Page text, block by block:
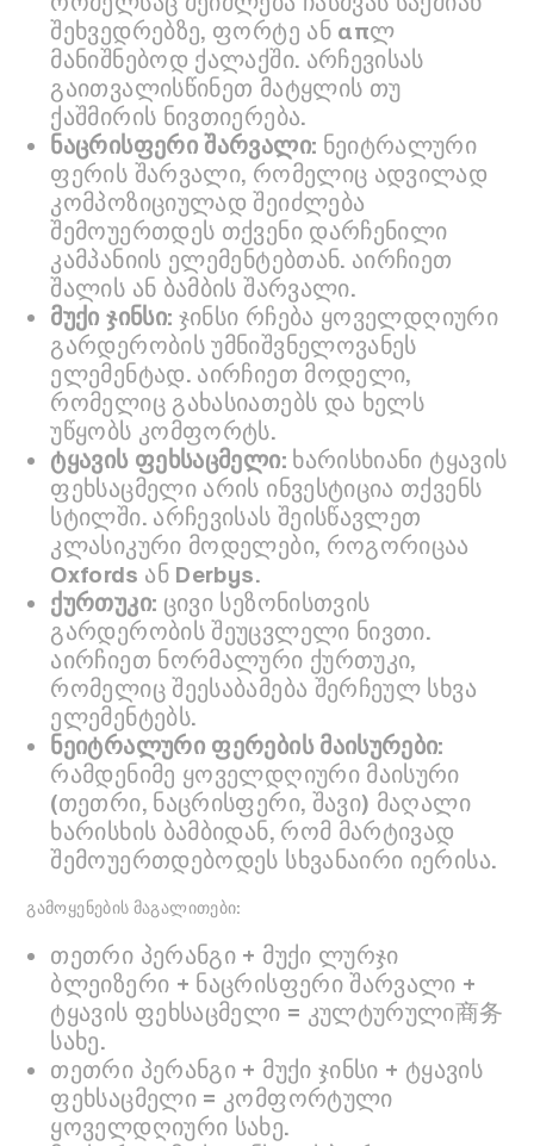
შეხვედრებზე, ფორტე ან απლ
მანიშნებოდ ქალაქში. არჩევისას
გაითვალისწინეთ მატყლის თუ
ქაშმირის ნივთიერება.
ნაცრისფერი შარვალი: ნეიტრალური
ფერის შარვალი, რომელიც ადვილად
კომპოზიციულად შეიძლება
შემოუერთდეს თქვენი დარჩენილი
კამპანიის ელემენტებთან. აირჩიეთ
შალის ან ბამბის შარვალი.
მუქი ჯინსი: ჯინსი რჩება ყოველდღიური
გარდერობის უმნიშვნელოვანეს
ელემენტად. აირჩიეთ მოდელი,
რომელიც გახასიათებს და ხელს
უწყობს კომფორტს.
ტყავის ფეხსაცმელი:ხარისხიანი ტყავის
ფეხსაცმელი არის ინვესტიცია თქვენს
სტილში. არჩევისას შეისწავლეთ
კლასიკური მოდელები, როგორიცაა
Oxfords ან Derbys.
ქურთუკი: ცივი სეზონისთვის
გარდერობის შეუცვლელი ნივთი.
აირჩიეთ ნორმალური ქურთუკი,
რომელიც შეესაბამება შერჩეულ სხვა
ელემენტებს.
ნეიტრალური ფერების მაისურები:
რამდენიმე ყოველდღიური მაისური
(თეთრი, ნაცრისფერი, შავი) მაღალი
ხარისხის ბამბიდან, რომ მარტივად
შემოუერთდებოდეს სხვანაირი იერისა.
გამოყენების მაგალითები:
თეთრი პერანგი + მუქი ლურჯი
ბლეიზერი + ნაცრისფერი შარვალი +
ტყავის ფეხსაცმელი = კულტურული商务
სახე.
თეთრი პერანგი + მუქი ჯინსი + ტყავის
ფეხსაცმელი = კომფორტული
ყოველდღიური სახე.